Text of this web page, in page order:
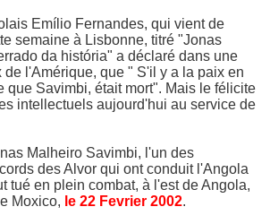
Emílio Fernandes, qui vient de
semaine à Lisbonne, titré "Jonas
da história" a déclaré dans une
l'Amérique, que " S'il y a la paix en
que Savimbi, était mort". Mais le félicite
intellectuels aujourd'hui au service de
Malheiro Savimbi, l'un des
des Alvor qui ont conduit l'Angola
tué en plein combat, à l'est de Angola,
Moxico, le 22 Fevrier 2002.